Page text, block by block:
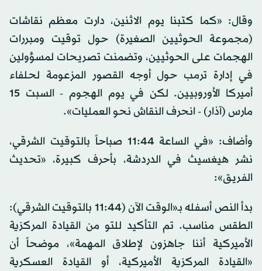
وقال: «كما كتبنا يوم الاثنين، دارت معظم نقاشات
(مجموعة الحوثيين الصغيرة) حول توقيت ومبررات
الهجمات على الحوثيين، وتضمنت تصريحات لمسؤولين
في إدارة ترمب حول أوجه القصور المزعومة لحلفاء
أميركا الأوروبيين. لكن في يوم الهجوم - السبت 15
مارس (آذار) - انحرف النقاش نحو العمليات».
وأضاف: «في الساعة 11:44 صباحاً بالتوقيت الشرقي،
نشر هيغسيث في الدردشة، بأحرف كبيرة، «تحديث
الفريق»:
بدأ النص أسفله بـ«الوقت الآن (11:44 بالتوقيت الشرقي):
الطقس مناسب. تم التأكيد للتو من القيادة المركزية
الأميركية أننا جاهزون لإطلاق المهمة»، موضحاً أن
«القيادة المركزية الأميركية، أو القيادة العسكرية